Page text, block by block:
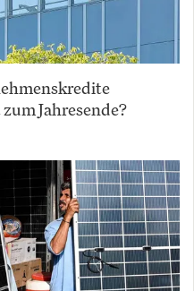
Jahresende?